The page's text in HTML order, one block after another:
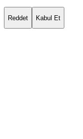
Reddet Kabul Et